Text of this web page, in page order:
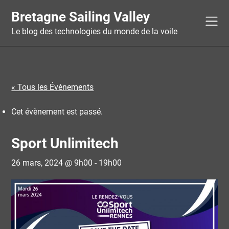
content
Bretagne Sailing Valley
Le blog des technologies du monde de la voile
« Tous les Évènements
Cet évènement est passé.
Sport Unlimitech
26 mars, 2024 @ 9h00 - 19h00